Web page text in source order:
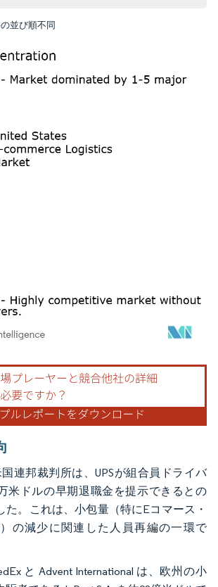
並び順不同
。再利用にはCC BY 4.0の表示が必要です。
連邦裁判所は、UPSが組合員ドライバ
米ドルの早期退職金を提示できるとの
た。これは、小包量（特にEコマース・
の減少に関連した人員再編の一環で
と Advent International は、欧州の小